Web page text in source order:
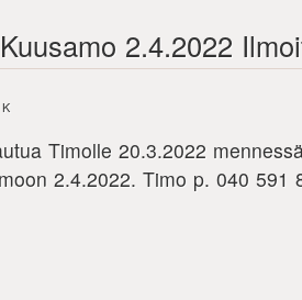
2.4.2022
Timolle 20.3.2022
2.4.2022. Timo p. 040 591